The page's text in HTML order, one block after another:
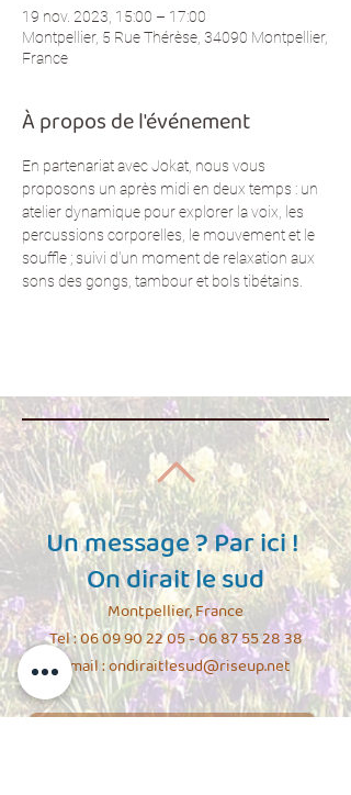
19 nov. 2023, 15:00 – 17:00
Montpellier, 5 Rue Thérèse, 34090 Montpellier,
France
À propos de l'événement
En partenariat avec Jokat, nous vous
proposons un après midi en deux temps : un
atelier dynamique pour explorer la voix, les
percussions corporelles, le mouvement et le
souffle ; suivi d'un moment de relaxation aux
sons des gongs, tambour et bols tibétains.
On dirait le sud
Montpellier, France
Tel :06 09 90 22 05 - 06 87 5528 38
Email :ondiraitlesud@riseup.net
Un message ? Par ici !